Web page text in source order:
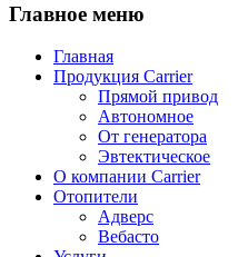
Главное меню
Главная
Продукция Carrier
Прямой привод
Автономное
От генератора
Эвтектическое
О компании Carrier
Отопители
Адверс
Вебасто